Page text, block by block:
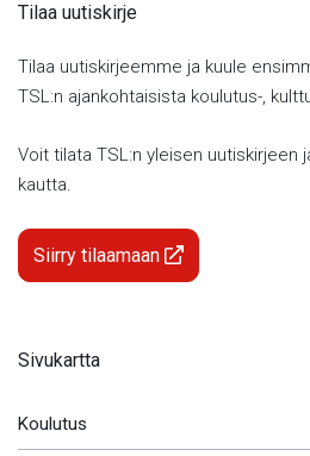
Tilaa uutiskirje
Tilaa uutiskirjeemme ja kuule
TSL:n ajankohtaisista koulutus-,
Voit tilata TSL:n yleisen uutiskirjeen
kautta.
Siirry tilaamaan
Sivukartta
Koulutus